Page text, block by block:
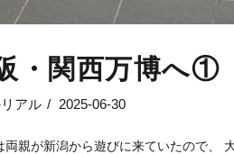
・関西万博へ①
アル 2025-06-30
両親が新潟から遊びに来ていたので、